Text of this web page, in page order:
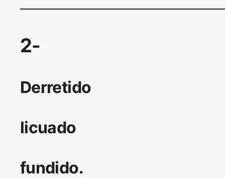
2-
Derretido
licuado
fundido.